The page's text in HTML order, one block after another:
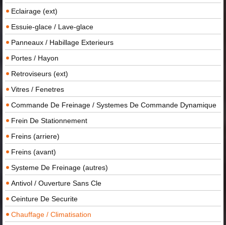
Eclairage (ext)
Essuie-glace / Lave-glace
Panneaux / Habillage Exterieurs
Portes / Hayon
Retroviseurs (ext)
Vitres / Fenetres
Commande De Freinage / Systemes De Commande Dynamique
Frein De Stationnement
Freins (arriere)
Freins (avant)
Systeme De Freinage (autres)
Antivol / Ouverture Sans Cle
Ceinture De Securite
Chauffage / Climatisation